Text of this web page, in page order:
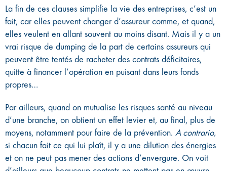
La fin de ces clauses simplifie la vie des entreprises, c’est un
fait, car elles peuvent changer d’assureur comme, et quand,
elles veulent en allant souvent au moins disant. Mais il y a un
vrai risque de dumping de la part de certains assureurs qui
peuvent être tentés de racheter des contrats déficitaires,
quitte à financer l’opération en puisant dans leurs fonds
propres…
Par ailleurs, quand on mutualise les risques santé au niveau
d’une branche, on obtient un effet levier et, au final, plus de
moyens, notamment pour faire de la prévention. A contrario,
si chacun fait ce qui lui plaît, il y a une dilution des énergies
et on ne peut pas mener des actions d’envergure. On voit